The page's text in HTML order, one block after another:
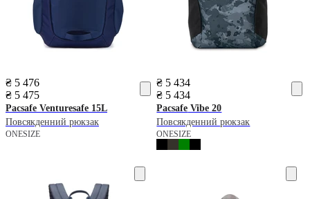
₴ 5 476
₴ 5 475
Pacsafe Venturesafe 15L
Повсякденний рюкзак
ONESIZE
₴ 5 434
₴ 5 434
Pacsafe Vibe 20
Повсякденний рюкзак
ONESIZE